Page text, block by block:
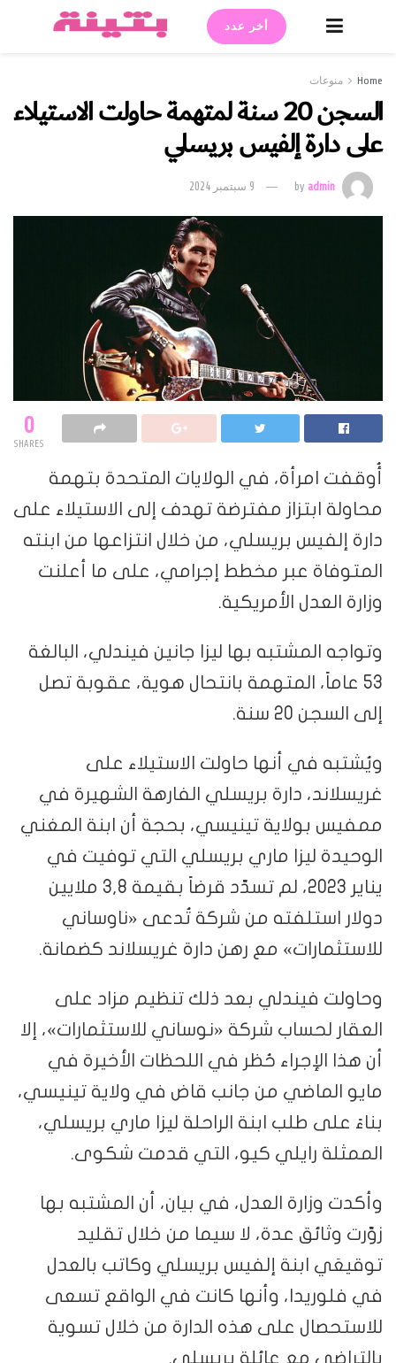
أخر عدد
Home منوعات
السجن 20 سنة لمتهمة حاولت الاستيلاء
على دارة إلفيس بريسلي
byadmin 9 سبتمبر 2024
0
SHARES
أُوقفت امرأة، في الولايات المتحدة بتهمة
محاولة ابتزاز مفترضة تهدف إلى الاستيلاء على
دارة إلفيس بريسلي، من خلال انتزاعها من ابنته
المتوفاة عبر مخطط إجرامي، على ما أعلنت
وزارة العدل الأمريكية.
وتواجه المشتبه بها ليزا جانين فيندلي، البالغة
53 عاماً، المتهمة بانتحال هوية، عقوبة تصل
إلى السجن 20 سنة.
ويُشتبه في أنها حاولت الاستيلاء على
غريسلاند، دارة بريسلي الفارهة الشهيرة في
ممفيس بولاية تينيسي، بحجة أن ابنة المغني
الوحيدة ليزا ماري بريسلي التي توفيت في
يناير 2023، لم تسدّد قرضاً بقيمة 3,8 ملايين
دولار استلفته من شركة تُدعى «ناوساني
للاستثمارات» مع رهن دارة غريسلاند كضمانة.
وحاولت فيندلي بعد ذلك تنظيم مزاد على
العقار لحساب شركة «نوساني للاستثمارات»، إلا
أن هذا الإجراء حُظر في اللحظات الأخيرة في
مايو الماضي من جانب قاض في ولاية تينيسي،
بناءً على طلب ابنة الراحلة ليزا ماري بريسلي،
الممثلة رايلي كيو، التي قدمت شكوى.
وأكدت وزارة العدل، في بيان، أن المشتبه بها
زوّرت وثائق عدة، لا سيما من خلال تقليد
توقيعَي ابنة إلفيس بريسلي وكاتب بالعدل
في فلوريدا، وأنها كانت في الواقع تسعى
للاستحصال على هذه الدارة من خلال تسوية
بالتراضي مع عائلة بريسلي.